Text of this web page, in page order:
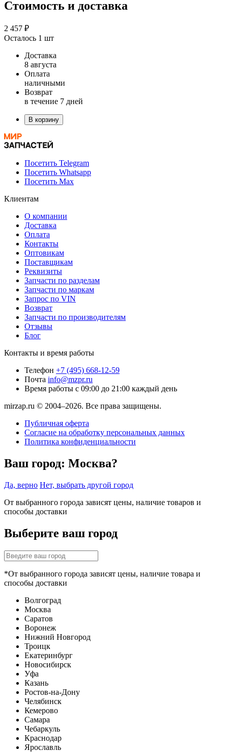
Стоимость и доставка
2 457 ₽
Осталось 1 шт
Доставка
8 августа
Оплата
наличными
Возврат
в течение 7 дней
В корзину
Посетить Telegram
Посетить Whatsapp
Посетить Max
Клиентам
О компании
Доставка
Оплата
Контакты
Оптовикам
Поставщикам
Реквизиты
Запчасти по разделам
Запчасти по маркам
Запрос по VIN
Возврат
Запчасти по производителям
Отзывы
Блог
Контакты и время работы
Телефон +7 (495) 668-12-59
Почта info@mzpr.ru
Время работы с 09:00 до 21:00 каждый день
mirzap.ru © 2004–2026. Все права защищены.
Публичная оферта
Согласие на обработку персональных данных
Политика конфиденциальности
Ваш город: Москва?
Да, верно Нет, выбрать другой город
От выбранного города зависят цены, наличие товаров и
способы доставки
Выберите ваш город
*От выбранного города зависят цены, наличие товара и
способы доставки
Волгоград
Москва
Саратов
Воронеж
Нижний Новгород
Троицк
Екатеринбург
Новосибирск
Уфа
Казань
Ростов-на-Дону
Челябинск
Кемерово
Самара
Чебаркуль
Краснодар
Ярославль